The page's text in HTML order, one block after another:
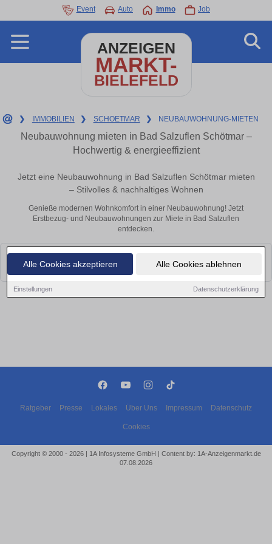
Alle Cookies akzeptieren Alle Cookies ablehnen
Einstellungen Datenschutzerklärung
Event Auto Immo Job
ANZEIGEN
MARKT-
BIELEFELD
❯ IMMOBILIEN ❯ SCHOETMAR ❯ NEUBAUWOHNUNG-MIETEN
Neubauwohnung mieten in Bad Salzuflen Schötmar –
Hochwertig & energieeffizient
Jetzt eine Neubauwohnung in Bad Salzuflen Schötmar mieten
– Stilvolles & nachhaltiges Wohnen
Genieße modernen Wohnkomfort in einer Neubauwohnung! Jetzt
Erstbezug- und Neubauwohnungen zur Miete in Bad Salzuflen
entdecken.
Leider konnten wir derzeit keine passenden Objekte finden. Schauen Sie
bald wieder vorbei!
Ratgeber Presse Lokales Über Uns Impressum Datenschutz
Cookies
Copyright © 2000 - 2026 | 1A Infosysteme GmbH | Content by: 1A-Anzeigenmarkt.de
07.08.2026